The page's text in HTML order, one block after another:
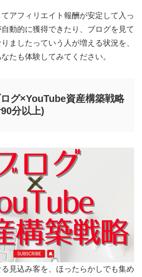
アフィリエイト報酬が安定して入っ
動的に獲得できたり、ブログを見て
ましたっていう人が増える状況を、
たも体験してみてください。
グ×YouTube資産構築戦略
分以上)
見込み客を、ほったらかしでも集め